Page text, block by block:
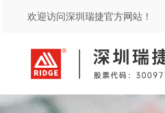
欢迎访问深圳瑞捷官方网站！